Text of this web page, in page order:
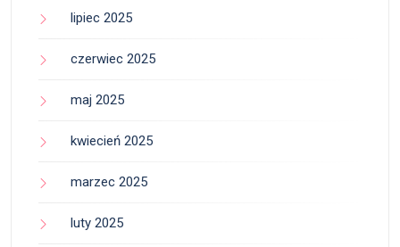
lipiec 2025
czerwiec 2025
maj 2025
kwiecień 2025
marzec 2025
luty 2025